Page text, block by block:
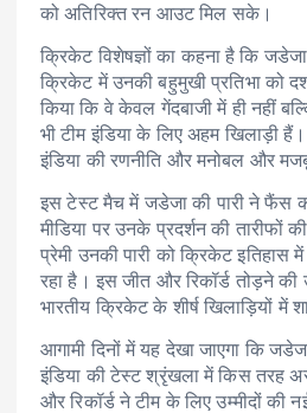
को अतिरिक्त रन आउट मिल सके।
क्रिकेट विशेषज्ञों का कहना है कि
क्रिकेट में उनकी बहुमुखी प्रतिभा को
किया कि वे केवल गेंदबाजी में ही नहीं
भी टीम इंडिया के लिए अहम खिलाड़ी
इंडिया की रणनीति और मनोबल और
इस टेस्ट मैच में जडेजा की पारी ने फैंस
मीडिया पर उनके प्रदर्शन की तारीफों
प्रेमी उनकी पारी को क्रिकेट
रहा है। इस जीत और रिकॉर्ड तोड़ने
भारतीय क्रिकेट के शीर्ष खिलाड़ियों में
आगामी दिनों में यह देखा जाएगा कि
इंडिया की टेस्ट श्रृंखला में किस तरह
और रिकॉर्ड ने टीम के लिए उम्मीदों की